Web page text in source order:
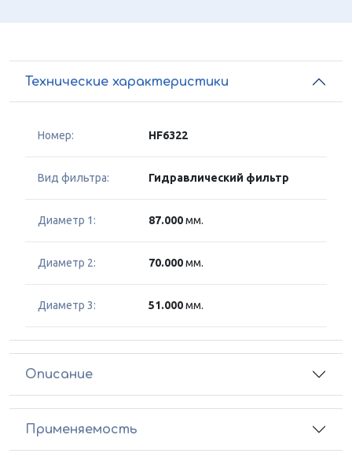
Технические характеристики
Номер: HF6322
Вид фильтра: Гидравлический фильтр
Диаметр 1: 87.000мм.
Диаметр 2: 70.000мм.
Диаметр 3: 51.000мм.
Описание
Применяемость